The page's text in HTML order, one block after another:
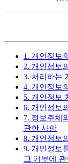
1. 개인정보
2. 개인정보
3. 처리하는
4. 개인정보
5. 개인정보
6. 개인정보
7. 정보주체
관한 사항
8. 개인정보
9. 개인정보
그 거부에